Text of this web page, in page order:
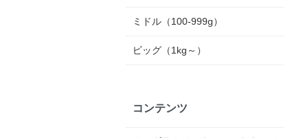
ミドル（100-999g）
ビッグ（1kg～）
コンテンツ